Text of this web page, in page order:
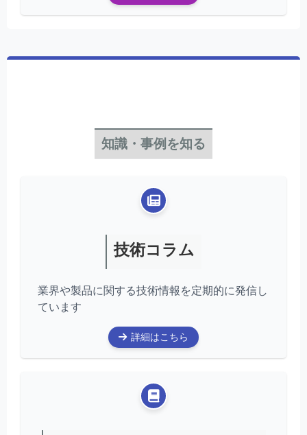
知識・事例を知る
技術コラム
業界や製品に関する技術情報を定期的に発信し
ています
詳細はこちら